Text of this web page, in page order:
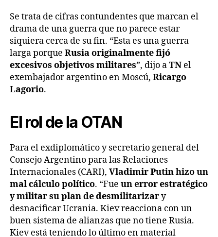
Se trata de cifras contundentes que marcan el
drama de una guerra que no parece estar
siquiera cerca de su fin. “Esta es una guerra
larga porque Rusia originalmente fijó
excesivos objetivos militares”, dijo aTN el
exembajador argentino en Moscú, Ricargo
Lagorio.
El rol de la OTAN
Para el exdiplomático y secretario general del
Consejo Argentino para las Relaciones
Internacionales (CARI), Vladimir Putin hizo un
mal cálculo político. “Fue un error estratégico
y militar su plan de desmilitarizary
desnacificar Ucrania. Kiev reacciona con un
buen sistema de alianzas que no tiene Rusia.
Kiev está teniendo lo último en material